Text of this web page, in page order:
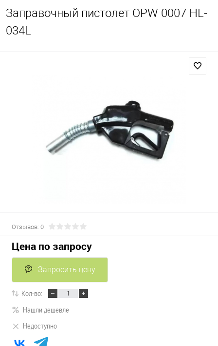
Заправочный пистолет OPW 0007 HL-
034L
Отзывов: 0
Цена по запросу
Запросить цену
Кол-во:
Нашли дешевле
Недоступно